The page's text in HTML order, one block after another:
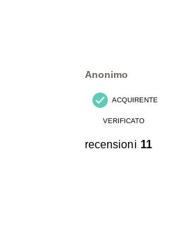
Anonimo
ACQUIRENTE
VERIFICATO
recensioni 11